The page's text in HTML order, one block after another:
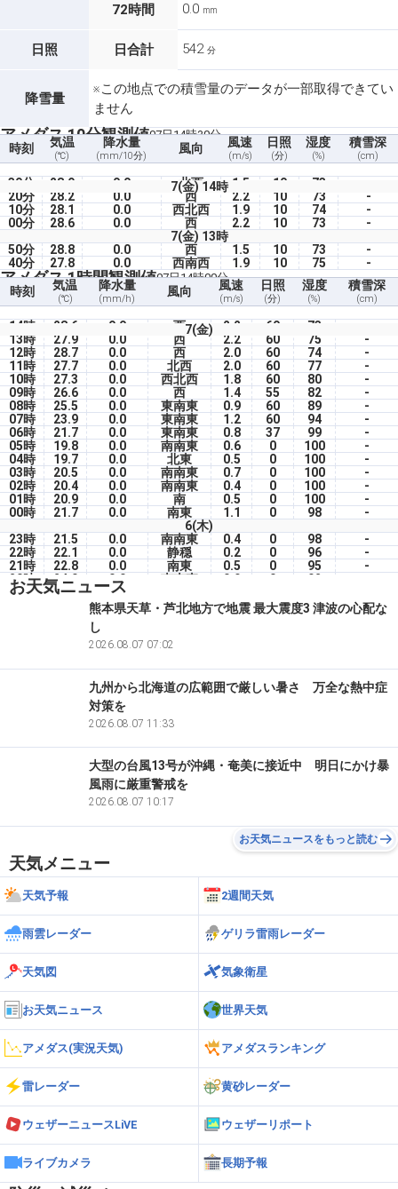
72時間 0.0 mm
日照 日合計 542 分
降雪量
※この地点での積雪量のデータが一部取得できてい
ません
アメダス 10分観測値07日14時30分
時刻 気温
(℃)
降水量
(mm/10分)
風向 風速
(m/s)
日照
(分)
湿度
(%)
積雪深
(cm)
7(金) 14時
30分 28.9 0.0 北西 1.5 10 73
20分
28.2 0.0 西 2.2 10 73
-
10分
28.1 0.0 西北西 1.9 10 74
-
00分
28.6 0.0 西 2.2 10 73
-
7(金) 13時
50分
28.8 0.0 西 1.5 10 73
-
40分
27.8 0.0 西南西 1.9 10 75 -
アメダス 1時間観測値07日14時00分
時刻 気温
(℃)
降水量
(mm/h)
風向 風速
(m/s)
日照
(分)
湿度
(%)
積雪深
(cm)
7(金)
14時 28.6 0.0 西 2.2 60 73
13時
27.9 0.0 西 2.2 60 75
-
12時
28.7 0.0 西 2.0 60 74
-
11時
27.7 0.0 北西 2.0 60 77
-
10時
27.3 0.0 西北西 1.8 60 80
-
09時
26.6 0.0 西 1.4 55 82
-
08時
25.5 0.0 東南東 0.9 60 89
-
07時
23.9 0.0 東南東 1.2 60 94
-
06時
21.7 0.0 東南東 0.8 37 99
-
05時
19.8 0.0 南南東 0.6 0 100
-
04時
19.7 0.0 北東 0.5 0 100
-
03時
20.5 0.0 南南東 0.7 0 100
-
02時
20.4 0.0 南南東 0.4 0 100
-
01時
20.9 0.0 南 0.5 0 100
-
00時
21.7 0.0 南東 1.1 0 98
-
6(木)
23時
21.5 0.0 南南東 0.4 0 98
-
22時
22.1 0.0 静穏 0.2 0 96
-
21時
22.8 0.0 南東 0.5 0 95
-
20時
24.0 0.0 南南東 0.9 0 92
19時
24.5 0.0
0.0 西北西 0.6 60 75
-
0.0 北北西 2.3 60 71
-
0.0 北西
お天気ニュース
熊本県天草・芦北地方で地震 最大震度3 津波の心配な
し
2026.08.07 07:02
九州から北海道の広範囲で厳しい暑さ 万全な熱中症
対策を
2026.08.07 11:33
大型の台風13号が沖縄・奄美に接近中 明日にかけ暴
風雨に厳重警戒を
2026.08.07 10:17
お天気ニュースをもっと読む
天気メニュー
天気予報 2週間天気
雨雲レーダー ゲリラ雷雨レーダー
天気図 気象衛星
お天気ニュース 世界天気
アメダス(実況天気) アメダスランキング
雷レーダー 黄砂レーダー
ウェザーニュースLiVE ウェザーリポート
ライブカメラ 長期予報